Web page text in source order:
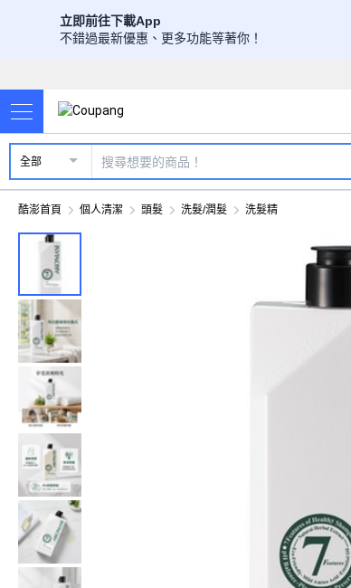
立即前往下載App
不錯過最新優惠、更多功能等著你！
全部
酷澎首頁 個人清潔 頭髮 洗髮/潤髮 洗髮精